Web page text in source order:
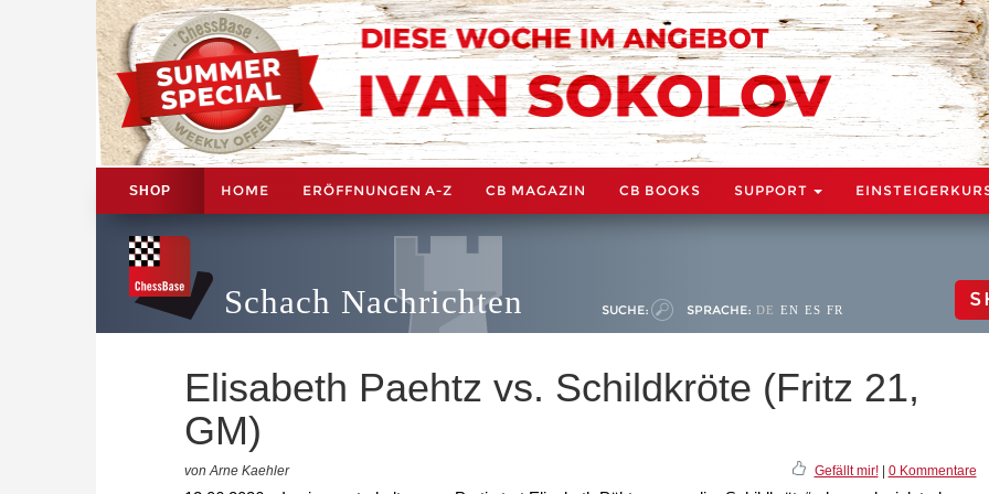
SHOP HOME ERÖFFNUNGEN A-Z CB MAGAZIN CB BOOKS SUPPORT
Schach Nachrichten SUCHE: SPRACHE: DE EN ES FR
Elisabeth Paehtz vs. Schildkröte (Fritz 21,
GM)
von Arne Kaehler Gefällt mir!| 0 Kommentare